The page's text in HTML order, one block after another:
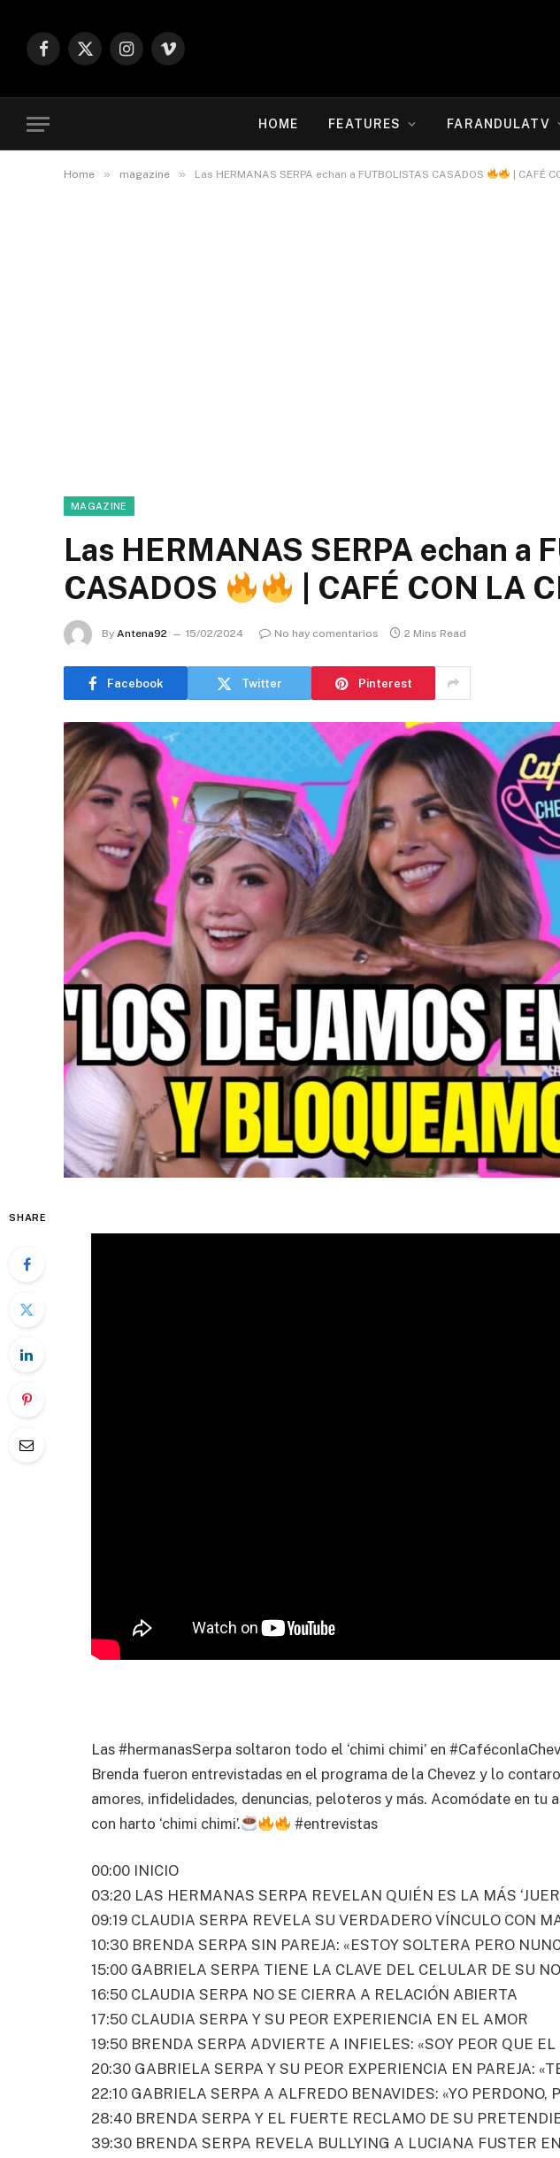
Facebook
X
Instagram
Vimeo
HOME FEATURES FARANDULATV
Home » magazine » Las HERMANAS SERPA echan a FUTBOLISTAS CASADOS | CAFÉ
MAGAZINE
Las HERMANAS SERPA echan a
CASADOS
| CAFÉ CON LA
By Antena92 15/02/2024 No hay comentarios 2 Mins Read
Facebook Twitter Pinterest
SHARE
Las #hermanasSerpa soltaron todo el ‘chimi chimi’ en
Brenda fueron entrevistadas en el programa de la Chevez y lo
amores, infidelidades, denuncias, peloteros y más. Acomódate en tu
con harto ‘chimi chimi’.
#entrevistas
00:00 INICIO
03:20 LAS HERMANAS SERPA REVELAN QUIÉN ES LA MÁS
09:19 CLAUDIA SERPA REVELA SU VERDADERO VÍNCULO CON
10:30 BRENDA SERPA SIN PAREJA: «ESTOY SOLTERA PERO
15:00 GABRIELA SERPA TIENE LA CLAVE DEL CELULAR DE SU
16:50 CLAUDIA SERPA NO SE CIERRA A RELACIÓN ABIERTA
17:50 CLAUDIA SERPA Y SU PEOR EXPERIENCIA EN EL AMOR
19:50 BRENDA SERPA ADVIERTE A INFIELES: «SOY PEOR QUE EL
20:30 GABRIELA SERPA Y SU PEOR EXPERIENCIA EN PAREJA:
22:10 GABRIELA SERPA A ALFREDO BENAVIDES: «YO PERDONO,
28:40 BRENDA SERPA Y EL FUERTE RECLAMO DE SU
39:30 BRENDA SERPA REVELA BULLYING A LUCIANA FUSTER